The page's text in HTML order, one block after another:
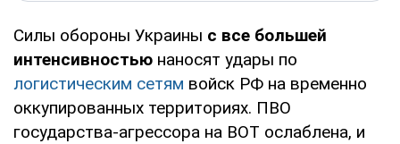
Силы обороны Украины с все большей
интенсивностью наносят удары по
логистическим сетям войск РФ на временно
оккупированных территориях. ПВО
государства-агрессора на ВОТ ослаблена, и